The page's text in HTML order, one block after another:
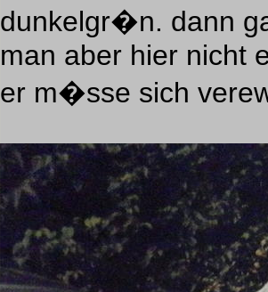
dunkelgr�n. dann
man aber hier nicht
er m�sse sich